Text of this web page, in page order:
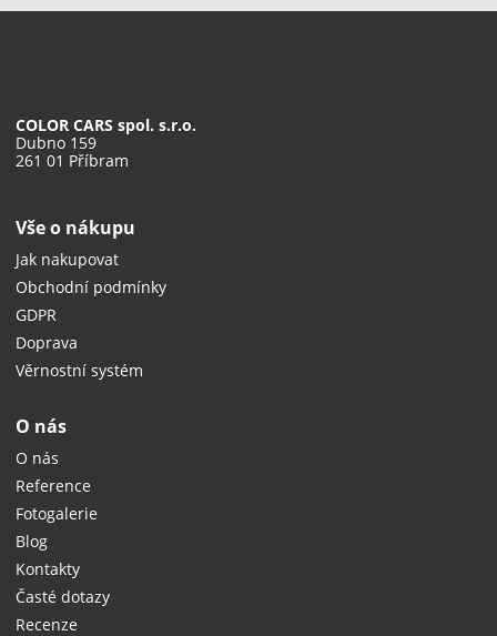
COLOR CARS spol. s.r.o.
Dubno 159
261 01 Příbram
Vše o nákupu
Jak nakupovat
Obchodní podmínky
GDPR
Doprava
Věrnostní systém
O nás
O nás
Reference
Fotogalerie
Blog
Kontakty
Časté dotazy
Recenze